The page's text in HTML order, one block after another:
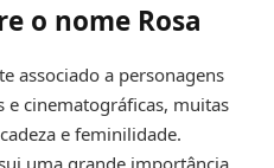
o nome Rosa
associado a personagens
cinematográficas, muitas
e feminilidade.
uma grande importância